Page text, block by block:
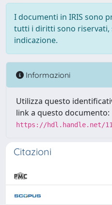
I documenti in IRIS sono
tutti i diritti sono riservati,
indicazione.
Informazioni
Utilizza questo
link a questo documento:
https://hdl.handle.net/
Citazioni